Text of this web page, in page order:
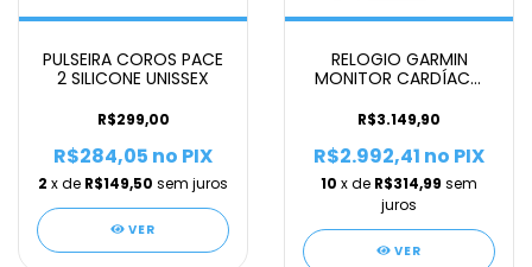
PULSEIRA COROS PACE
2 SILICONE UNISSEX
R$299,00
2 x de R$149,50 sem juros
R$284,05 no PIX
VER
RELOGIO GARMIN
MONITOR CARDÍACO
SWIM 2 PRETO PISCINA
R$3.149,90
10 x de R$314,99 sem
juros
R$2.992,41 no PIX
VER